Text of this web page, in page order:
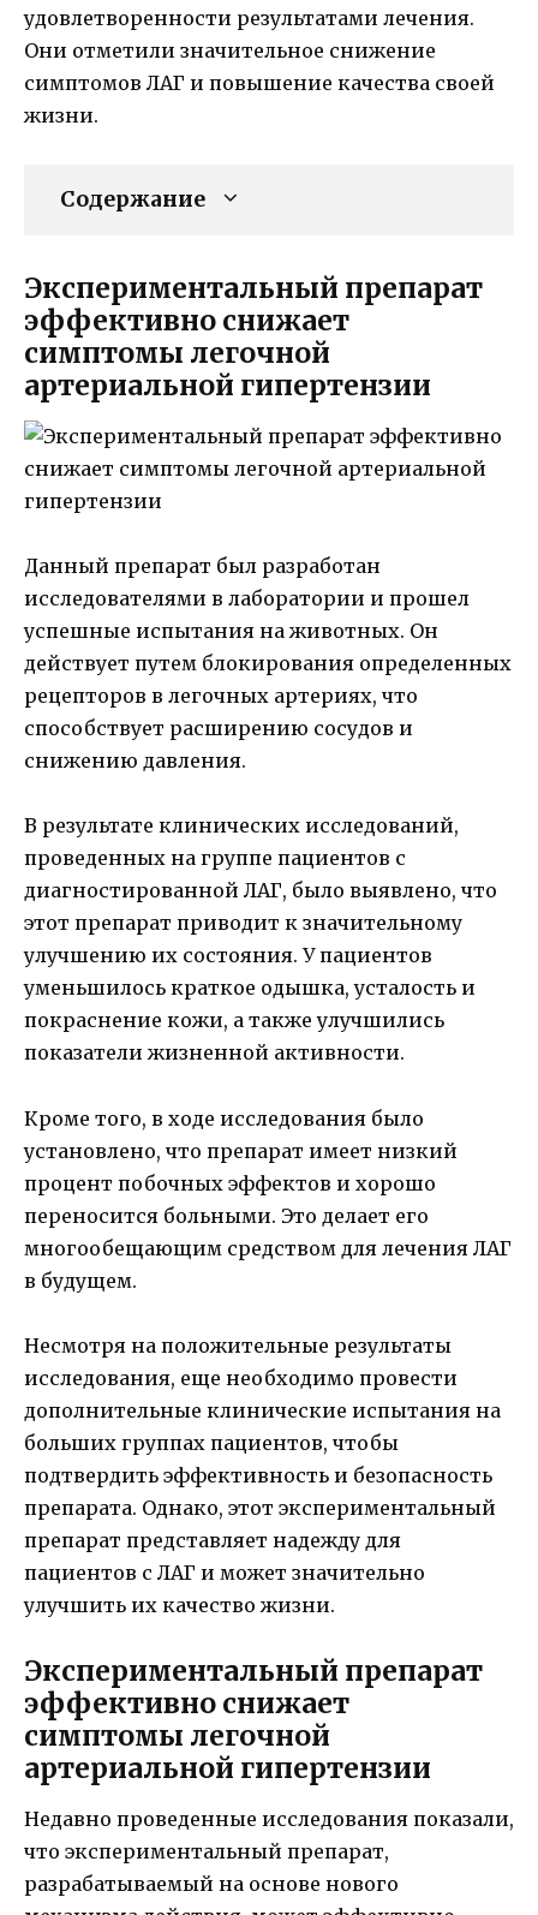
удовлетворенности результатами лечения.
Они отметили значительное снижение
симптомов ЛАГ и повышение качества своей
жизни.
Содержание
Экспериментальный препарат
эффективно снижает
симптомы легочной
артериальной гипертензии
Данный препарат был разработан
исследователями в лаборатории и прошел
успешные испытания на животных. Он
действует путем блокирования определенных
рецепторов в легочных артериях, что
способствует расширению сосудов и
снижению давления.
В результате клинических исследований,
проведенных на группе пациентов с
диагностированной ЛАГ, было выявлено, что
этот препарат приводит к значительному
улучшению их состояния. У пациентов
уменьшилось краткое одышка, усталость и
покраснение кожи, а также улучшились
показатели жизненной активности.
Кроме того, в ходе исследования было
установлено, что препарат имеет низкий
процент побочных эффектов и хорошо
переносится больными. Это делает его
многообещающим средством для лечения ЛАГ
в будущем.
Несмотря на положительные результаты
исследования, еще необходимо провести
дополнительные клинические испытания на
больших группах пациентов, чтобы
подтвердить эффективность и безопасность
препарата. Однако, этот экспериментальный
препарат представляет надежду для
пациентов с ЛАГ и может значительно
улучшить их качество жизни.
Экспериментальный препарат
эффективно снижает
симптомы легочной
артериальной гипертензии
Недавно проведенные исследования показали,
что экспериментальный препарат,
разрабатываемый на основе нового